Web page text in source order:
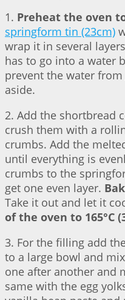
1. Preheat the oven to
springform tin (23cm)
wrap it in several
has to go into a water
prevent the water
aside.
2. Add the shortbread
crush them with a
crumbs. Add the
until everything is
crumbs to the
get one even layer.
Take it out and let it
of the oven to 165°C
3. For the filling add
to a large bowl and
one after another and
same with the egg